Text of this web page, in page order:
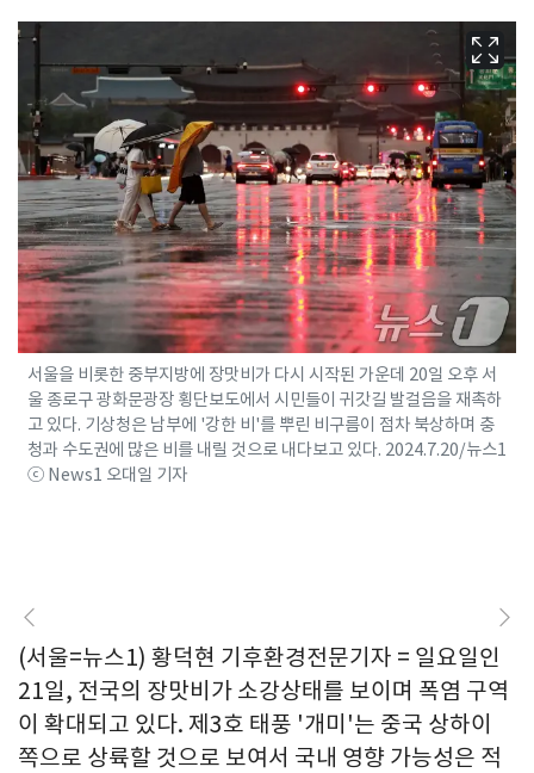
서울을 비롯한 중부지방에 장맛비가 다시 시작된 가운데 20일 오후 서
울 종로구 광화문광장 횡단보도에서 시민들이 귀갓길 발걸음을 재촉하
고 있다. 기상청은 남부에 '강한 비'를 뿌린 비구름이 점차 북상하며 충
청과 수도권에 많은 비를 내릴 것으로 내다보고 있다. 2024.7.20/뉴스1
ⓒ News1 오대일 기자
(서울=뉴스1) 황덕현 기후환경전문기자 = 일요일인
21일, 전국의 장맛비가 소강상태를 보이며 폭염 구역
이 확대되고 있다. 제3호 태풍 '개미'는 중국 상하이
쪽으로 상륙할 것으로 보여서 국내 영향 가능성은 적